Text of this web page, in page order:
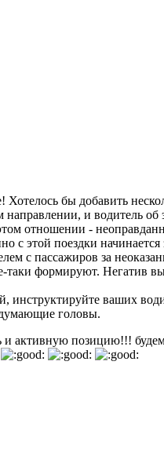
Хотелось бы добавить
и водитель
отношении -
с этой поездки
с пассажиров за
таки формируют.
инструктируйте ваших
головы.
позицию!!!